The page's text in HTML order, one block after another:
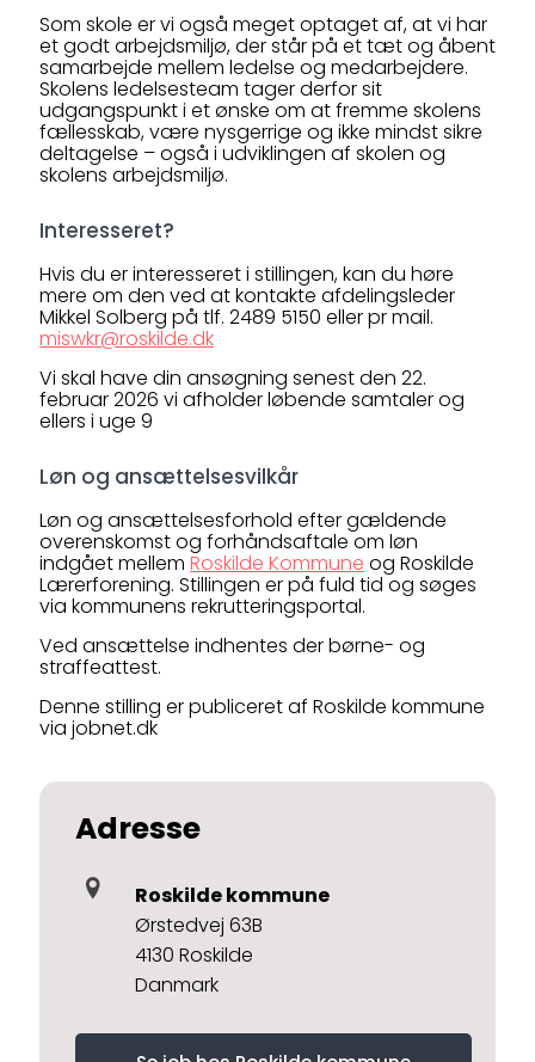
Som skole er vi også meget optaget af, at vi har
et godt arbejdsmiljø, der står på et tæt og åbent
samarbejde mellem ledelse og medarbejdere.
Skolens ledelsesteam tager derfor sit
udgangspunkt i et ønske om at fremme skolens
fællesskab, være nysgerrige og ikke mindst sikre
deltagelse – også i udviklingen af skolen og
skolens arbejdsmiljø.
Interesseret?
Hvis du er interesseret i stillingen, kan du høre
mere om den ved at kontakte afdelingsleder
Mikkel Solberg på tlf. 2489 5150 eller pr mail.
miswkr@roskilde.dk
Vi skal have din ansøgning senest den 22.
februar 2026 vi afholder løbende samtaler og
ellers i uge 9
Løn og ansættelsesvilkår
Løn og ansættelsesforhold efter gældende
overenskomst og forhåndsaftale om løn
indgået mellem Roskilde Kommune og Roskilde
Lærerforening. Stillingen er på fuld tid og søges
via kommunens rekrutteringsportal.
Ved ansættelse indhentes der børne- og
straffeattest.
Denne stilling er publiceret af Roskilde kommune
via jobnet.dk
Adresse
Roskilde kommune
Ørstedvej 63B
4130 Roskilde
Danmark